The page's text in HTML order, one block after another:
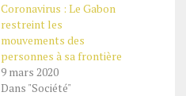
Coronavirus : Le Gabon
restreint les
mouvements des
personnes à sa frontière
9 mars 2020
Dans "Société"